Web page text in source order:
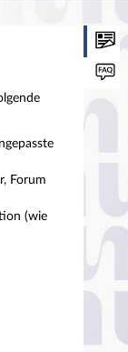
Forum
(wie